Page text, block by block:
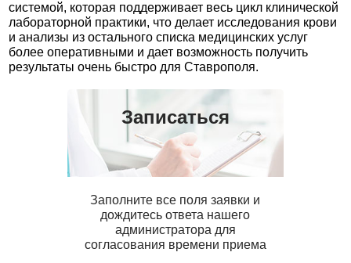
системой, которая поддерживает весь цикл клинической
лабораторной практики, что делает исследования крови
и анализы из остального списка медицинских услуг
более оперативными и дает возможность получить
результаты очень быстро для Ставрополя.
Записаться
Заполните все поля заявки и
дождитесь ответа нашего
администратора для
согласования времени приема